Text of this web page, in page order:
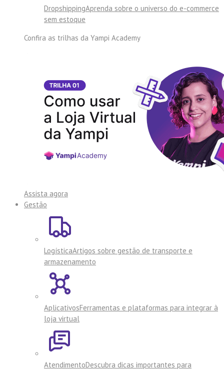
DropshippingAprenda sobre o universo do e-commerce
sem estoque
Confira as trilhas da Yampi Academy
Assista agora
Gestão
LogísticaArtigos sobre gestão de transporte e
armazenamento
AplicativosFerramentas e plataformas para integrar à
loja virtual
AtendimentoDescubra dicas importantes para